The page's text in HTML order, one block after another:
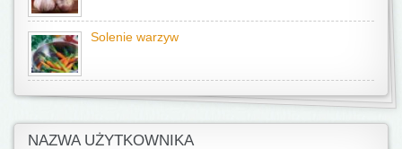
Solenie warzyw
NAZWA UŻYTKOWNIKA